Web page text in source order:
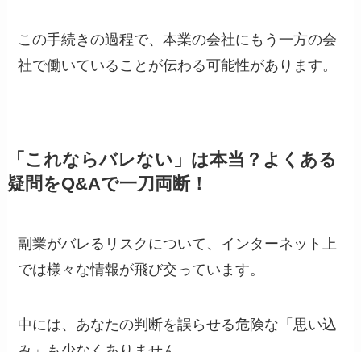
この手続きの過程で、本業の会社にもう一方の会
社で働いていることが伝わる可能性があります。
「これならバレない」は本当？よくある
疑問をQ&Aで一刀両断！
副業がバレるリスクについて、インターネット上
では様々な情報が飛び交っています。
中には、あなたの判断を誤らせる危険な「思い込